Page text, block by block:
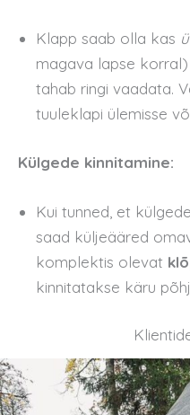
Klapp saab olla kas
magava lapse
tahab ringi vaadata.
tuuleklapi ülemisse
Külgede kinnitamine:
Kui tunned, et
saad küljeääred
komplektis olevat
kinnitatakse käru